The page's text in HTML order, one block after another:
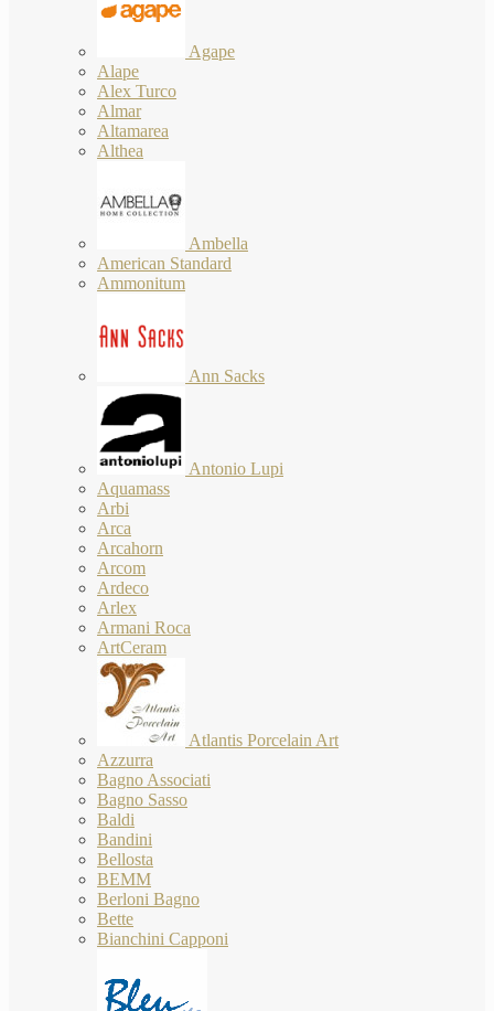
Agape
Alape
Alex Turco
Almar
Altamarea
Althea
Ambella
American Standard
Ammonitum
Ann Sacks
Antonio Lupi
Aquamass
Arbi
Arca
Arcahorn
Arcom
Ardeco
Arlex
Armani Roca
ArtCeram
Atlantis Porcelain Art
Azzurra
Bagno Associati
Bagno Sasso
Baldi
Bandini
Bellosta
BEMM
Berloni Bagno
Bette
Bianchini Capponi